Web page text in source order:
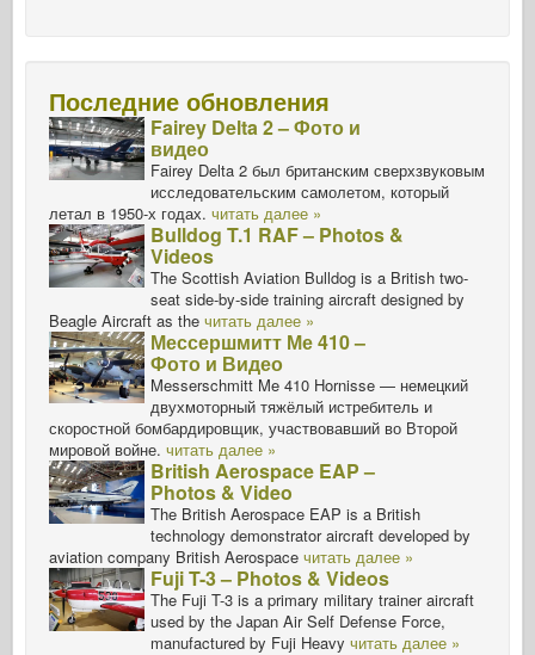
Последние обновления
Fairey Delta 2 – Фото и
видео
Fairey Delta 2 был британским сверхзвуковым
исследовательским самолетом, который
летал в 1950-х годах. читать далее »
Bulldog T.1 RAF – Photos &
Videos
The Scottish Aviation Bulldog is a British two-
seat side-by-side training aircraft designed by
Beagle Aircraft as the читать далее »
Мессершмитт Ме 410 –
Фото и Видео
Messerschmitt Me 410 Hornisse — немецкий
двухмоторный тяжёлый истребитель и
скоростной бомбардировщик, участвовавший во Второй
мировой войне. читать далее »
British Aerospace EAP –
Photos & Video
The British Aerospace EAP is a British
technology demonstrator aircraft developed by
aviation company British Aerospace читать далее »
Fuji T-3 – Photos & Videos
The Fuji T-3 is a primary military trainer aircraft
used by the Japan Air Self Defense Force,
manufactured by Fuji Heavy читать далее »